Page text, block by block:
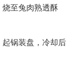
烧至兔肉熟透酥
起锅装盘，冷却后